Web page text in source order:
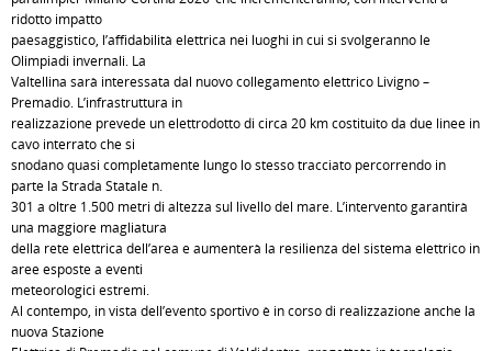
ridotto impatto
paesaggistico, l’affidabilità elettrica nei luoghi in cui si svolgeranno le
Olimpiadi invernali. La
Valtellina sarà interessata dal nuovo collegamento elettrico Livigno –
Premadio. L’infrastruttura in
realizzazione prevede un elettrodotto di circa 20 km costituito da due linee in
cavo interrato che si
snodano quasi completamente lungo lo stesso tracciato percorrendo in
parte la Strada Statale n.
301 a oltre 1.500 metri di altezza sul livello del mare. L’intervento garantirà
una maggiore magliatura
della rete elettrica dell’area e aumenterà la resilienza del sistema elettrico in
aree esposte a eventi
meteorologici estremi.
Al contempo, in vista dell’evento sportivo è in corso di realizzazione anche la
nuova Stazione